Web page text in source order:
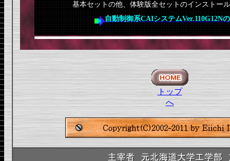
基本セットの他、体験版全セットのインストー
自動制御系CAIシステムVer.110G12N
トップ
へ